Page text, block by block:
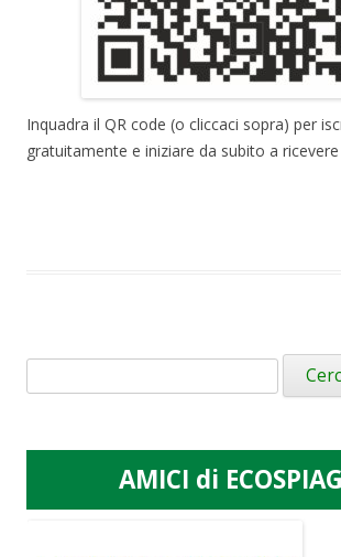
Inquadra il QR code (o cliccaci sopra) per
gratuitamente e iniziare da subito a
Ricerca
per:
AMICI di